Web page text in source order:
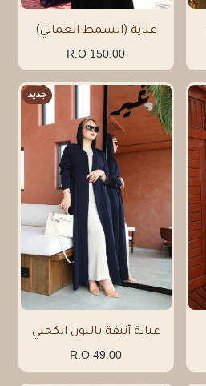
عباية (السمط العماني)
150.00 R.O
جديد
عباية أنيقة باللون الكحلي
49.00 R.O